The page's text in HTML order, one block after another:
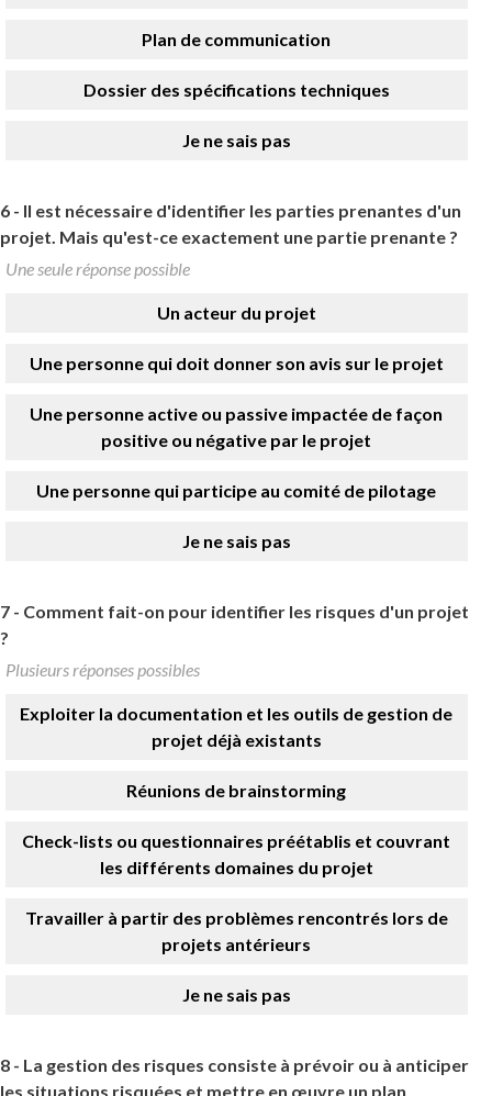
Plan de communication
Dossier des spécifications techniques
Je ne sais pas
6 - Il est nécessaire d'identifier les parties prenantes d'un
projet. Mais qu'est-ce exactement une partie prenante ?
Une seule réponse possible
Un acteur du projet
Une personne qui doit donner son avis sur le projet
Une personne active ou passive impactée de façon
positive ou négative par le projet
Une personne qui participe au comité de pilotage
Je ne sais pas
7 - Comment fait-on pour identifier les risques d'un projet
?
Plusieurs réponses possibles
Exploiter la documentation et les outils de gestion de
projet déjà existants
Réunions de brainstorming
Check-lists ou questionnaires préétablis et couvrant
les différents domaines du projet
Travailler à partir des problèmes rencontrés lors de
projets antérieurs
Je ne sais pas
8 - La gestion des risques consiste à prévoir ou à anticiper
les situations risquées et mettre en œuvre un plan